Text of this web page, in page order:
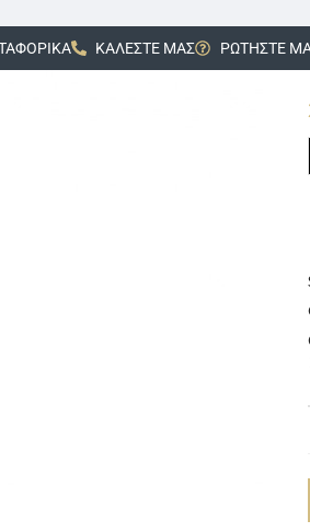
ΚΑΛΕΣΤΕ ΜΑΣ ΡΩΤΗΣΤΕ